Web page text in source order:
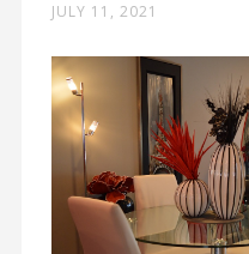
JULY 11, 2021